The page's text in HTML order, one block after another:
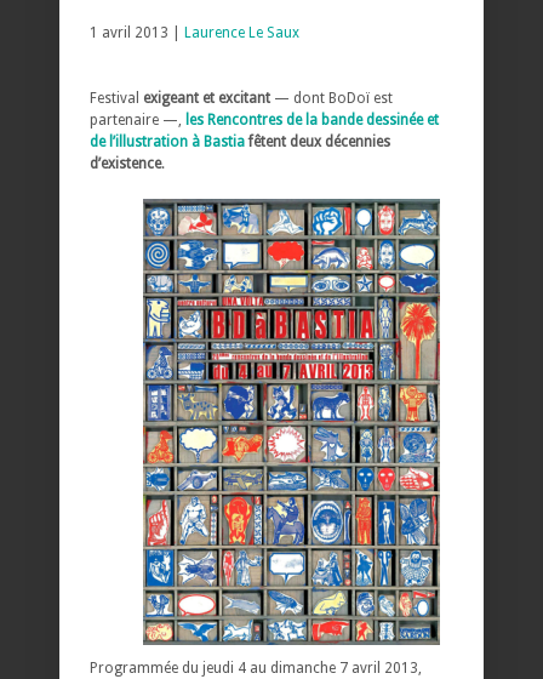
1 avril 2013 | Laurence Le Saux
Festival exigeant et excitant — dont BoDoï est
partenaire —,
les Rencontres de la bande dessinée et
de l’illustration à Bastiafêtent deux décennies
d’existence.
Programmée du jeudi 4 au dimanche 7 avril 2013,